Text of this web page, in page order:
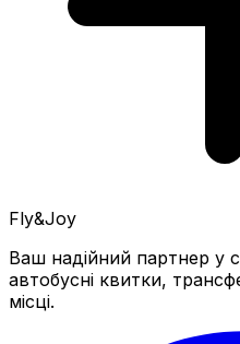
Fly&Joy
Ваш надійний партнер у
автобусні квитки,
місці.